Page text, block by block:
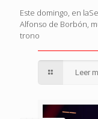
Este domingo, en
Alfonso de Borbón,
trono
Leer